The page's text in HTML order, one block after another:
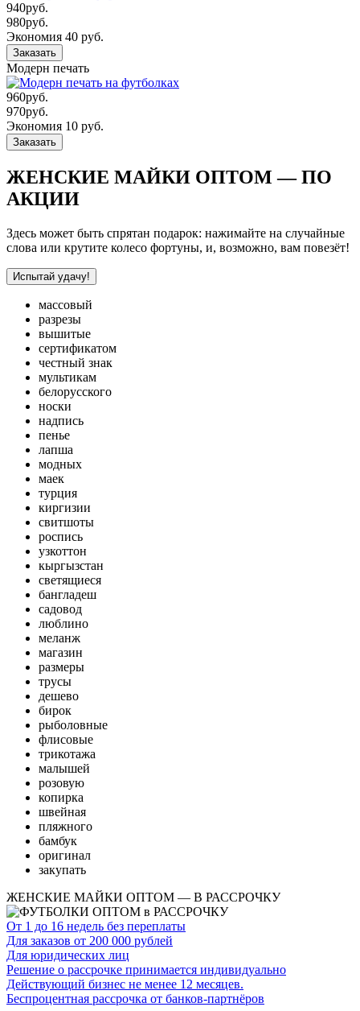
940руб.
980руб.
Экономия 40 руб.
Заказать
Модерн печать
960руб.
970руб.
Экономия 10 руб.
Заказать
ЖЕНСКИЕ МАЙКИ ОПТОМ — ПО
АКЦИИ
Здесь может быть спрятан подарок: нажимайте на случайные
слова или крутите колесо фортуны, и, возможно, вам повезёт!
Испытай удачу!
массовый
разрезы
вышитые
сертификатом
честный знак
мультикам
белорусского
носки
надпись
пенье
лапша
модных
маек
турция
киргизии
свитшоты
роспись
узкоттон
кыргызстан
светящиеся
бангладеш
садовод
люблино
меланж
магазин
размеры
трусы
дешево
бирок
рыболовные
флисовые
трикотажа
малышей
розовую
копирка
швейная
пляжного
бамбук
оригинал
закупать
ЖЕНСКИЕ МАЙКИ ОПТОМ — В РАССРОЧКУ
От 1 до 16 недель без переплаты
Для заказов от 200 000 рублей
Для юридических лиц
Решение о рассрочке принимается индивидуально
Действующий бизнес не менее 12 месяцев.
Беспроцентная рассрочка от банков-партнёров